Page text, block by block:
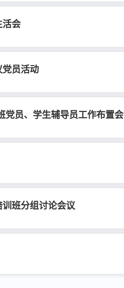
活会
党员活动
党员、学生辅导员工作布置会
班分组讨论会议